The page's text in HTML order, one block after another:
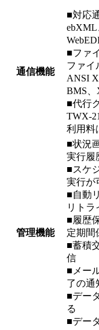
通信機能
■対応
ebXML
■ファ
ファイ
ANSI
BMS
■代行
TWX-
利用料
管理機能
■状況
実行履
■スケ
実行が
■自動
リトラ
■履歴
定期間
■蓄積
信
■メー
了の通
■デー
る
■デー